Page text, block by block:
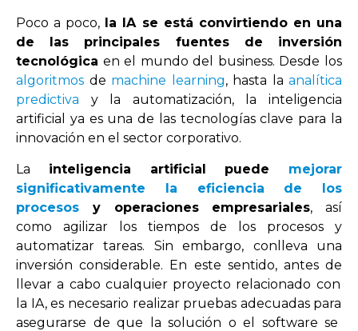
Poco a poco, la IA se está convirtiendo en una
de las principales fuentes de inversión
tecnológica en el mundo del business. Desde los
algoritmos de machine learning, hasta la analítica
predictiva y la automatización, la inteligencia
artificial ya es una de las tecnologías clave para la
innovación en el sector corporativo.
La inteligencia artificial puede mejorar
significativamente la eficiencia de los
procesos y operaciones empresariales, así
como agilizar los tiempos de los procesos y
automatizar tareas. Sin embargo, conlleva una
inversión considerable. En este sentido, antesde
levar a cabo cual quierproyecto relacionado con
la IA,es necesario real izarpruebas adecuadaspara
asegurarse de que la sol ución o el software se